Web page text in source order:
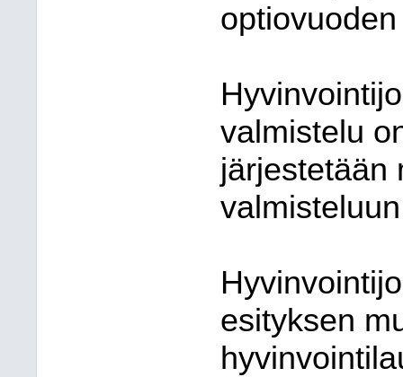
valmistelu
järjestetään
esityksen